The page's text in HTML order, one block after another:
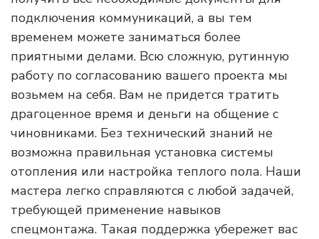
подключения коммуникаций, а вы тем
временем можете заниматься более
приятными делами. Всю сложную, рутинную
работу по согласованию вашего проекта мы
возьмем на себя. Вам не придется тратить
драгоценное время и деньги на общение с
чиновниками. Без технический знаний не
возможна правильная установка системы
отопления или настройка теплого пола. Наши
мастера легко справляются с любой задачей,
требующей применение навыков
спецмонтажа. Такая поддержка убережет вас